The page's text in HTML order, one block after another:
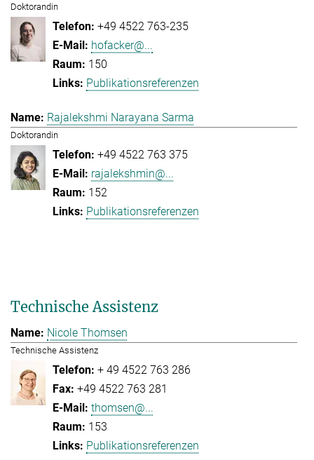
Doktorandin
+49 4522 763-235
hofacker@...
150
Publikationsreferenzen
Rajalekshmi Narayana Sarma
Doktorandin
+49 4522 763 375
rajalekshmin@...
152
Publikationsreferenzen
Technische Assistenz
Nicole Thomsen
Technische Assistenz
+ 49 4522 763 286
+49 4522 763 281
thomsen@...
153
Publikationsreferenzen